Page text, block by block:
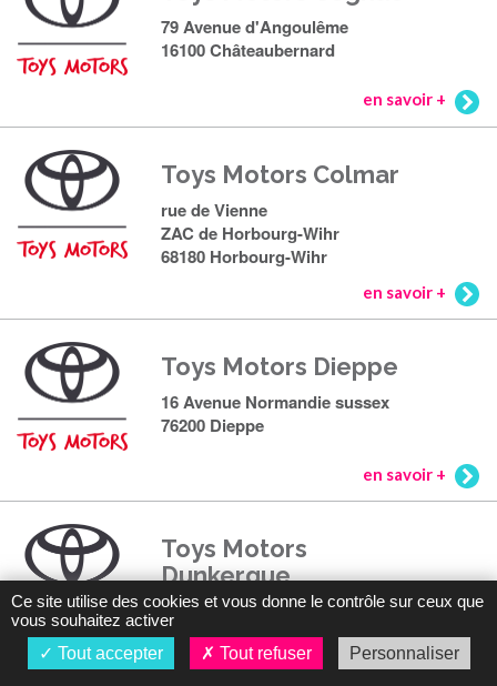
79 Avenue d'Angoulême
16100 Châteaubernard
en savoir +
Toys Motors Colmar
rue de Vienne
ZAC de Horbourg-Wihr
68180 Horbourg-Wihr
en savoir +
Toys Motors Dieppe
16 Avenue Normandie sussex
76200 Dieppe
en savoir +
Toys Motors
Dunkerque
280 rue de l'abattoir
59640 Dunkerque
en savoir +
Ce site utilise des cookies et vous donne le contrôle sur ceux que
vous souhaitez activer
Tout accepter
Tout refuser Personnaliser